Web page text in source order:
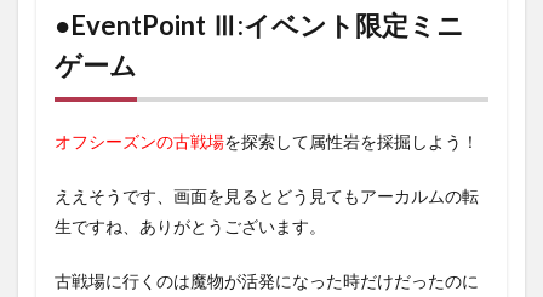
●EventPoint Ⅲ:イベント限定ミニ
ゲーム
オフシーズンの古戦場を探索して属性岩を採掘しよう！
ええそうです、画面を見るとどう見てもアーカルムの転
生ですね、ありがとうございます。
古戦場に行くのは魔物が活発になった時だけだったのに